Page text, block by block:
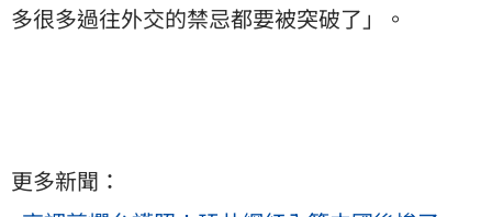
多很多過往外交的禁忌都要被突破了」。
更多新聞：